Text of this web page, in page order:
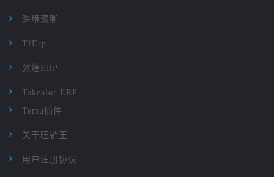
跨境聚聊
TfErp
敦煌ERP
Takealot ERP
Temu插件
关于旺销王
用户注册协议